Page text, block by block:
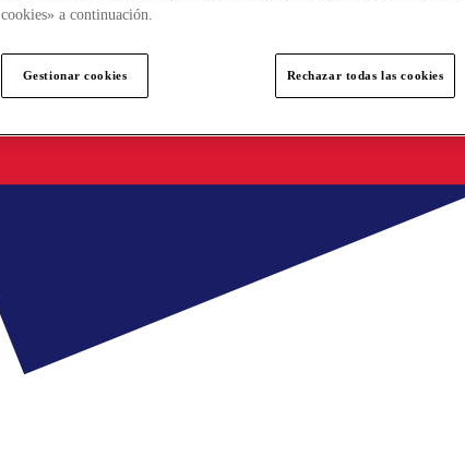
cookies» a continuación.
Gestionar cookies Rechazar todas las cookies